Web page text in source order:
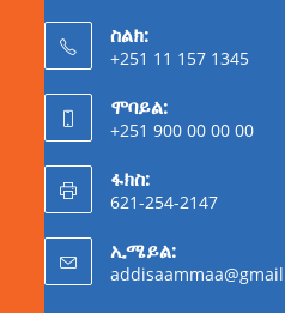
ስልክ:
+251 11 157 1345
ሞባይል:
+251 900 00 00 00
ፋክስ:
621-254-2147
ኢሜይል: